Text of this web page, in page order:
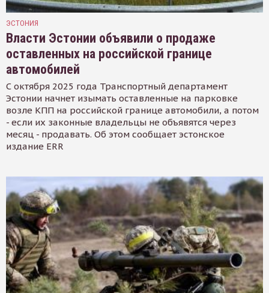
ЭСТОНИЯ
Власти Эстонии объявили о продаже
оставленных на российской границе
автомобилей
С октября 2025 года Транспортный департамент
Эстонии начнет изымать оставленные на парковке
возле КПП на российской границе автомобили, а потом
- если их законные владельцы не объявятся через
месяц - продавать. Об этом сообщает эстонское
издание ERR